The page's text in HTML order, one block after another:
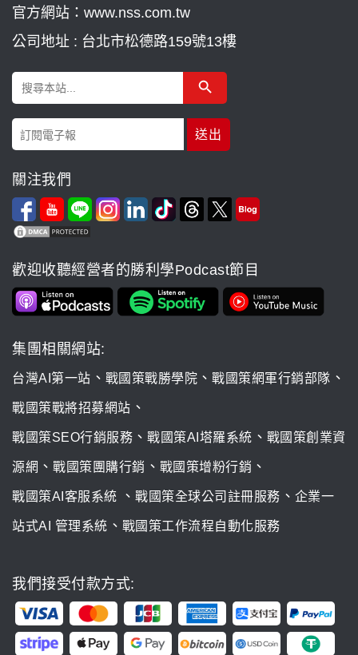
官方網站：www.nss.com.tw
公司地址 : 台北市松德路159號13樓
Search
for:
Search Button
關注我們
歡迎收聽經營者的勝利學Podcast節目
集團相關網站:
台灣AI第一站 、 戰國策戰勝學院 、 戰國策網軍行銷部隊 、
戰國策戰將招募網站 、
戰國策SEO行銷服務 、 戰國策AI塔羅系統 、 戰國策創業資
源網 、 戰國策團購行銷 、 戰國策增粉行銷 、
戰國策AI客服系統 、 戰國策全球公司註冊服務 、 企業一
站式AI 管理系統 、 戰國策工作流程自動化服務
我們接受付款方式: